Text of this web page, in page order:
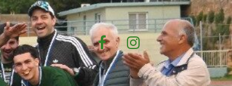
FacebookInstagram